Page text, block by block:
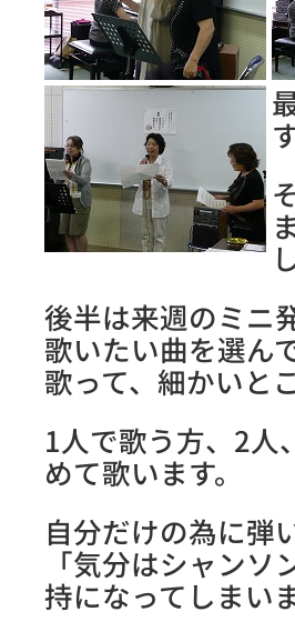
後半は来週のミニ
歌いたい曲を選ん
歌って、細かいと
1人で歌う方、2人
めて歌います。
自分だけの為に弾
「気分はシャン
持になってしまいま